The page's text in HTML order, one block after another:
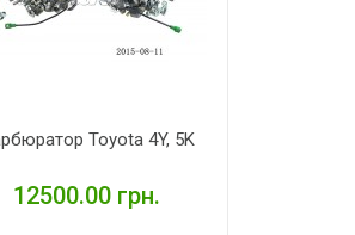
Toyota 4Y, 5K
12500.00 грн.